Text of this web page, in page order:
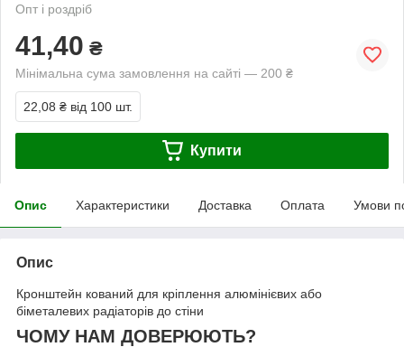
Опт і роздріб
41,40 ₴
Мінімальна сума замовлення на сайті — 200 ₴
22,08 ₴ від 100 шт.
Купити
Опис Характеристики Доставка Оплата Умови
Опис
Кронштейн кований для кріплення алюмінієвих або
біметалевих радіаторів до стіни
ЧОМУ НАМ ДОВЕРЮЮТЬ?